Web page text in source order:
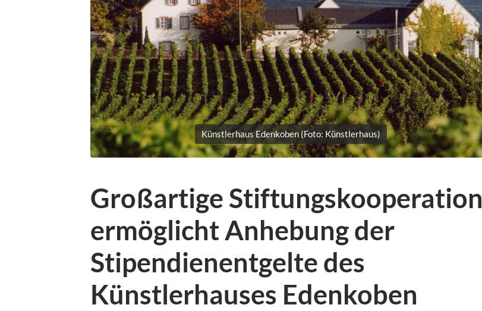
Künstlerhaus Edenkoben (Foto: Künstlerhaus)
Großartige Stiftungskooperation
ermöglicht Anhebung der
Stipendienentgelte des
Künstlerhauses Edenkoben